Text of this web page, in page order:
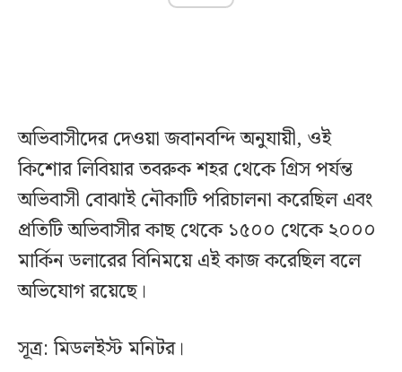
অভিবাসীদের দেওয়া জবানবন্দি অনুযায়ী, ওই
কিশোর লিবিয়ার তবরুক শহর থেকে গ্রিস পর্যন্ত
অভিবাসী বোঝাই নৌকাটি পরিচালনা করেছিল এবং
প্রতিটি অভিবাসীর কাছ থেকে ১৫০০ থেকে ২০০০
মার্কিন ডলারের বিনিময়ে এই কাজ করেছিল বলে
অভিযোগ রয়েছে।
সূত্র: মিডলইস্ট মনিটর।